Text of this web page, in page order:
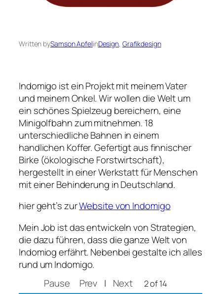
Written bySamson ApfelinDesign, Grafikdesign
Indomigo ist ein Projekt mit meinem Vater
und meinem Onkel. Wir wollen die Welt um
ein schönes Spielzeug bereichern, eine
Minigolfbahn zum mitnehmen. 18
unterschiedliche Bahnen in einem
handlichen Koffer. Gefertigt aus finnischer
Birke (ökologische Forstwirtschaft),
hergestellt in einer Werkstatt für Menschen
mit einer Behinderung in Deutschland.
hier geht’s zurWebsite von Indomigo
Mein Job ist das entwickeln von Strategien,
die dazu führen, dass die ganze Welt von
Indomiog erfährt. Nebenbei gestalte ich alles
rund um Indomigo.
Pause
Prev | Next 2 of 14